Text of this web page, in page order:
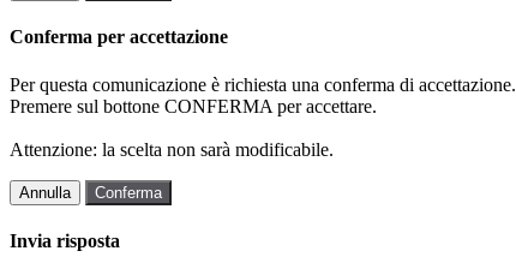
Conferma per accettazione
Per questa comunicazione è richiesta una conferma di accettazione.
Premere sul bottone CONFERMA per accettare.
Attenzione: la scelta non sarà modificabile.
Annulla Conferma
Invia risposta